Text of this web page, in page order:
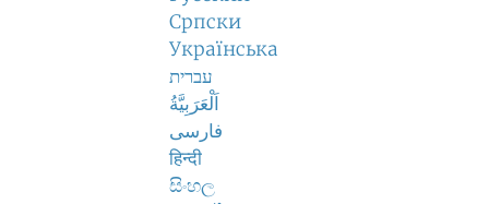
Српски
Українська
עברית
اَلْعَرَبِيَّةُ
فارسی
हिन्दी
සිංහල